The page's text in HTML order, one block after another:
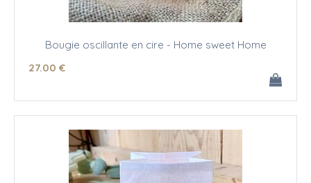
Bougie oscillante en cire - Home sweet Home
27.00 €